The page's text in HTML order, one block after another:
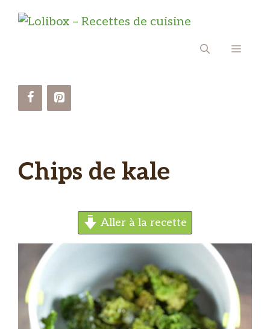
MENU
Chips de kale
Aller à la recette